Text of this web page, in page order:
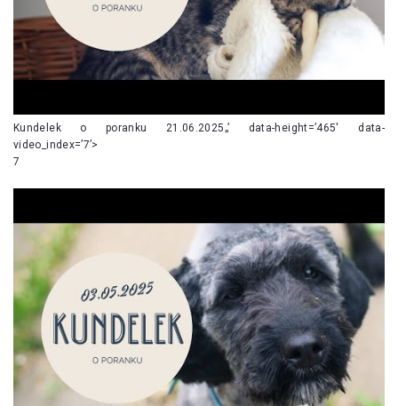
Kundelek o poranku 21.06.2025„’ data-height=’465′ data-
video_index=’7’>
7